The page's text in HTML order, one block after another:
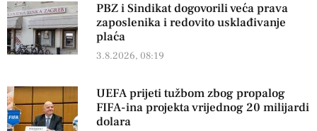
PBZ i Sindikat dogovorili veća prava
zaposlenika i redovito usklađivanje
plaća
3.8.2026, 08:19
UEFA prijeti tužbom zbog propalog
FIFA-ina projekta vrijednog 20 milijardi
dolara